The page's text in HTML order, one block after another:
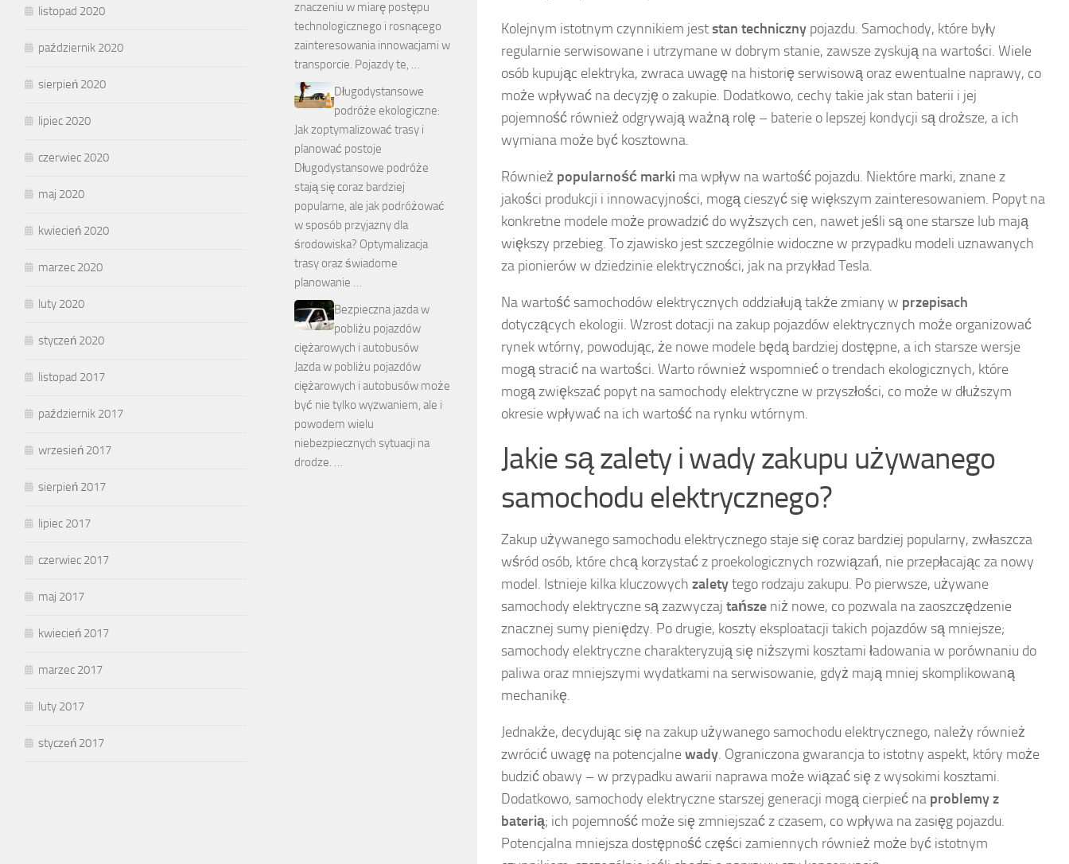
Kolejnym istotnym czynnikiem jeststan techniczny pojazdu. Samochody, które były
regularnie serwisowane i utrzymane w dobrym stanie, zawsze zyskują na wartości. Wiele
osób kupując elektryka, zwraca uwagę na historię serwisową oraz ewentualne naprawy, co
może wpływać na decyzję o zakupie. Dodatkowo, cechy takie jak stan baterii i jej
pojemność również odgrywają ważną rolę – baterie o lepszej kondycji są droższe, a ich
wymiana może być kosztowna.
Również popularność marki ma wpływ na wartość pojazdu. Niektóre marki, znane z
jakości produkcji i innowacyjności, mogą cieszyć się większym zainteresowaniem. Popyt na
konkretne modele może prowadzić do wyższych cen, nawet jeśli są one starsze lub mają
większy przebieg. To zjawisko jest szczególnie widoczne w przypadku modeli uznawanych
za pionierów w dziedzinie elektryczności, jak na przykład Tesla.
Na wartość samochodów elektrycznych oddziałują także zmiany w przepisach
dotyczących ekologii. Wzrost dotacji na zakup pojazdów elektrycznych może organizować
rynek wtórny, powodując, że nowe modele będą bardziej dostępne, a ich starsze wersje
mogą stracić na wartości. Warto również wspomnieć o trendach ekologicznych, które
mogą zwiększać popyt na samochody elektryczne w przyszłości, co może w dłuższym
okresie wpływać na ich wartość na rynku wtórnym.
Jakie są zalety i wady zakupu używanego
samochodu elektrycznego?
Zakup używanego samochodu elektrycznego staje się coraz bardziej popularny, zwłaszcza
wśród osób, które chcą korzystać z proekologicznych rozwiązań, nie przepłacając za nowy
model. Istnieje kilka kluczowych zaletytego rodzaju zakupu. Po pierwsze, używane
samochody elektryczne są zazwyczaj tańsze niż nowe, co pozwala na zaoszczędzenie
znacznej sumy pieniędzy. Po drugie, koszty eksploatacji takich pojazdów są mniejsze;
samochody elektryczne charakteryzują się niższymi kosztami ładowania w porównaniu do
paliwa oraz mniejszymi wydatkami na serwisowanie, gdyż mają mniej skomplikowaną
mechanikę.
Jednakże, decydując się na zakup używanego samochodu elektrycznego, należy również
zwrócić uwagę na potencjalnewady. Ograniczona gwarancja to istotny aspekt, który może
budzić obawy – w przypadku awarii naprawa może wiązać się z wysokimi kosztami.
Dodatkowo, samochody elektryczne starszej generacji mogą cierpieć na problemy z
baterią; ich pojemność może się zmniejszać z czasem, co wpływa na zasięg pojazdu.
Potencjalna mniejsza dostępność części zamiennych również może być istotnym
listopad 2020
październik 2020
sierpień 2020
lipiec 2020
czerwiec 2020
maj 2020
kwiecień 2020
marzec 2020
luty 2020
styczeń 2020
listopad 2017
październik 2017
wrzesień 2017
sierpień 2017
lipiec 2017
czerwiec 2017
maj 2017
kwiecień 2017
marzec 2017
luty 2017
styczeń 2017
znaczeniu w miarę postępu
technologicznego i rosnącego
zainteresowania innowacjami w
transporcie. Pojazdy te, …
Długodystansowe
podróże ekologiczne:
Jak zoptymalizować trasy i
planować postoje
Długodystansowe podróże
stają się coraz bardziej
popularne, ale jak podróżować
w sposób przyjazny dla
środowiska? Optymalizacja
trasy oraz świadome
planowanie …
Bezpieczna jazda w
pobliżu pojazdów
ciężarowych i autobusów
Jazda w pobliżu pojazdów
ciężarowych i autobusów może
być nie tylko wyzwaniem, ale i
powodem wielu
niebezpiecznych sytuacji na
drodze. …